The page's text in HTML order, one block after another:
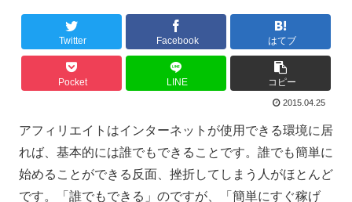
Twitter Facebook はてブ
Pocket LINE コピー
2015.04.25
アフィリエイトはインターネットが使用できる環境に居
れば、基本的には誰でもできることです。誰でも簡単に
始めることができる反面、挫折してしまう人がほとんど
です。「誰でもできる」のですが、「簡単にすぐ稼げ